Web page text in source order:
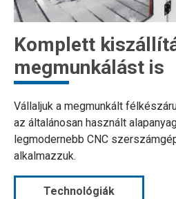
Komplett
megmunkálást is
Vállaljuk a megmunkált
az általánosan használt
legmodernebb CNC
alkalmazzuk.
Technológiák